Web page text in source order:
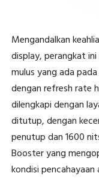
Mengandalkan
display, perangkat
mulus yang ada
dengan refresh rate
dilengkapi dengan
ditutup, dengan
penutup dan 1600
Booster yang
kondisi pencahayaan